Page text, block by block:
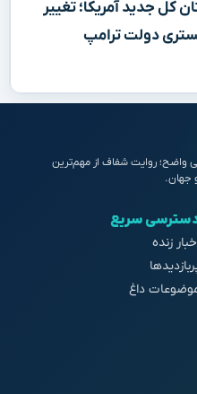
کل جدید آمریکا؛ تغییر
دولت ترامپ
واضح؛ روایت شفاف از مهم‌ترین
جهان.
سریع
زنده
داغ